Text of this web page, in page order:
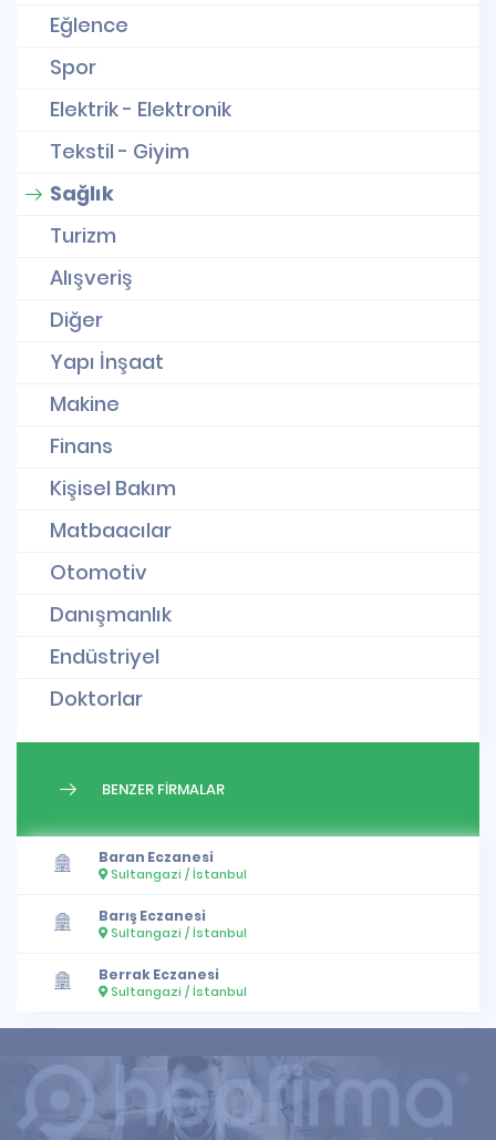
Eğlence
Spor
Elektrik - Elektronik
Tekstil - Giyim
Sağlık
Turizm
Alışveriş
Diğer
Yapı İnşaat
Makine
Finans
Kişisel Bakım
Matbaacılar
Otomotiv
Danışmanlık
Endüstriyel
Doktorlar
BENZER FİRMALAR
Baran Eczanesi
Sultangazi / İstanbul
Barış Eczanesi
Sultangazi / İstanbul
Berrak Eczanesi
Sultangazi / İstanbul